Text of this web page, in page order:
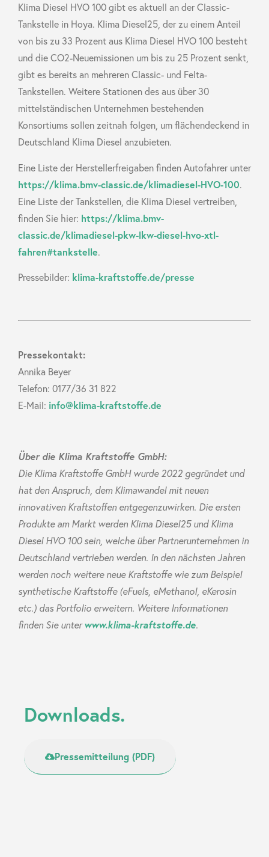
Klima Diesel HVO 100 gibt es aktuell an der Classic-
Tankstelle in Hoya. Klima Diesel25, der zu einem Anteil
von bis zu 33 Prozent aus Klima Diesel HVO 100 besteht
und die CO2-Neuemissionen um bis zu 25 Prozent senkt,
gibt es bereits an mehreren Classic- und Felta-
Tankstellen. Weitere Stationen des aus über 30
mittelständischen Unternehmen bestehenden
Konsortiums sollen zeitnah folgen, um flächendeckend in
Deutschland Klima Diesel anzubieten.
Eine Liste der Herstellerfreigaben finden Autofahrer unter
https://klima.bmv-classic.de/klimadiesel-HVO-100.
Eine Liste der Tankstellen, die Klima Diesel vertreiben,
finden Sie hier: https://klima.bmv-
classic.de/klimadiesel-pkw-lkw-diesel-hvo-xtl-
fahren#tankstelle.
Pressebilder: klima-kraftstoffe.de/presse
Pressekontakt:
Annika Beyer
Telefon: 0177/36 31 822
E-Mail: info@klima-kraftstoffe.de
Über die Klima Kraftstoffe GmbH:
Die Klima Kraftstoffe GmbH wurde 2022 gegründet und
hat den Anspruch, dem Klimawandel mit neuen
innovativen Kraftstoffen entgegenzuwirken. Die ersten
Produkte am Markt werden Klima Diesel25 und Klima
Diesel HVO 100 sein, welche über Partnerunternehmen in
Deutschland vertrieben werden. In den nächsten Jahren
werden noch weitere neue Kraftstoffe wie zum Beispiel
synthetische Kraftstoffe (eFuels, eMethanol, eKerosin
etc.) das Portfolio erweitern. Weitere Informationen
finden Sie unterwww.klima-kraftstoffe.de.
Downloads.
Pressemitteilung (PDF)